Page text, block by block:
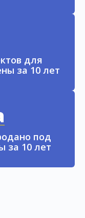
для
за 10 лет
под
за 10 лет